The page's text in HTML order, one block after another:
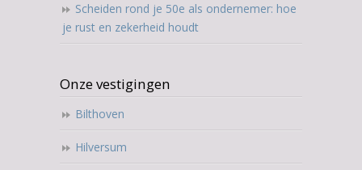
Scheiden rond je 50e als ondernemer: hoe
je rust en zekerheid houdt
Onze vestigingen
Bilthoven
Hilversum